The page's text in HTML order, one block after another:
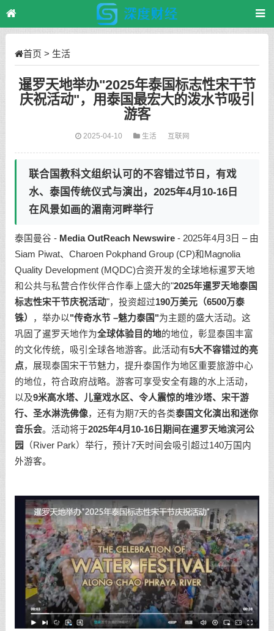
首页 > 生活
暹罗天地举办"2025年泰国标志性宋干节
庆祝活动"，用泰国最宏大的泼水节吸引
游客
2025-04-10 生活 互联网
联合国教科文组织认可的不容错过节日，有戏
水、泰国传统仪式与演出，2025年4月10-16日
在风景如画的湄南河畔举行
泰国曼谷 - Media OutReach Newswire- 2025年4月3日 – 由
Siam Piwat、Charoen Pokphand Group (CP)和Magnolia
Quality Development (MQDC)合资开发的全球地标暹罗天地
和公共与私营合作伙伴合作奉上盛大的"2025年暹罗天地泰国
标志性宋干节庆祝活动"，投资超过190万美元（6500万泰
铢）
，举办以"传奇水节 –魅力泰国"为主题的盛大活动。这
巩固了暹罗天地作为全球体验目的地的地位，彰显泰国丰富
的文化传统，吸引全球各地游客。此活动有5大不容错过的亮
点，展现泰国宋干节魅力，提升泰国作为地区重要旅游中心
的地位，符合政府战略。游客可享受安全有趣的水上活动，
以及9米高水塔、儿童戏水区、令人震惊的堆沙塔、宋干游
行、圣水淋洗佛像，还有为期7天的各类泰国文化演出和迷你
音乐会。活动将于2025年4月 10-16日期间在暹罗天地滨河公
园
（River Park）举行，预计7天时间会吸引超过140万国内
外游客。